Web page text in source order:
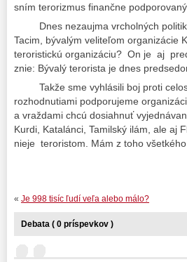
sním terorizmus finančne
Dnes nezaujma vrcholných
Tacim, bývalým veliteľom organizácie
teroristickú organizáciu? On je aj
znie: Bývalý terorista je dnes
Takže sme vyhlásili boj proti
rozhodnutiami podporujeme
a vraždami chcú dosiahnuť
Kurdi, Katalánci, Tamilský ilám, ale aj
nieje teroristom. Mám z toho všetkého
« Je 998 tisíc ľudí veľa alebo málo?
Debata ( 0 príspevkov )